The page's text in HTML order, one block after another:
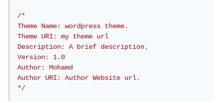
/*
Theme Name: wordpress theme.
Theme URI: my theme url
Description: A brief description.
Version: 1.0
Author: Mohamd
Author URI: Author Website url.
*/